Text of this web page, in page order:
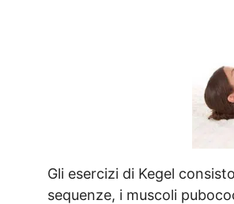
Gli esercizi di Kegel
sequenze, i muscoli